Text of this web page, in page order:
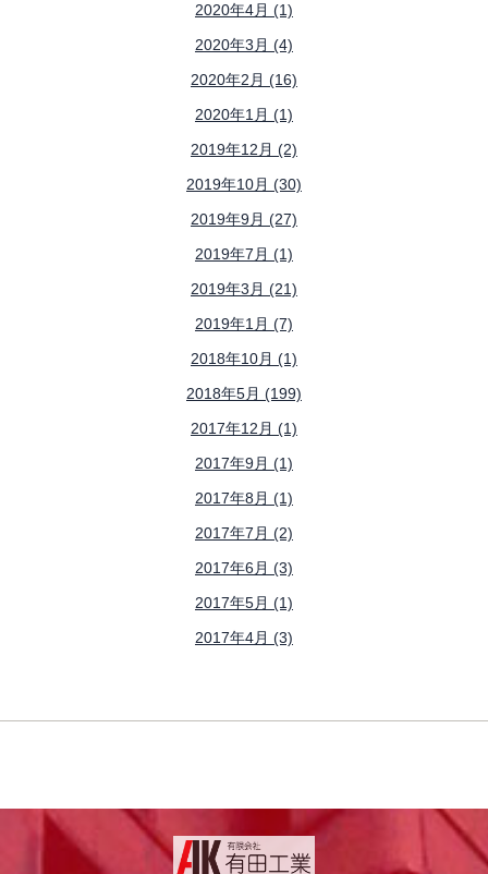
2020年4月 (1)
2020年3月 (4)
2020年2月 (16)
2020年1月 (1)
2019年12月 (2)
2019年10月 (30)
2019年9月 (27)
2019年7月 (1)
2019年3月 (21)
2019年1月 (7)
2018年10月 (1)
2018年5月 (199)
2017年12月 (1)
2017年9月 (1)
2017年8月 (1)
2017年7月 (2)
2017年6月 (3)
2017年5月 (1)
2017年4月 (3)